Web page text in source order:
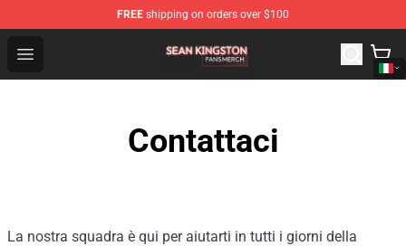
FREE shipping on orders over $100
Open menu
Sean Kingston Shop - Official Sean Kingston
Contattaci
La nostra squadra è qui per aiutarti in tutti i giorni della